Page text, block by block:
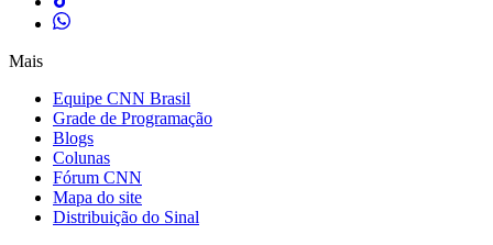
Mais
Equipe CNN Brasil
Grade de Programação
Blogs
Colunas
Fórum CNN
Mapa do site
Distribuição do Sinal